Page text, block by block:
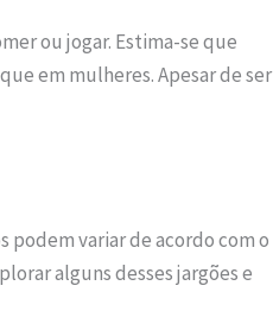
ou jogar. Estima-se que
em mulheres. Apesar de ser
podem variar de acordo com o
alguns desses jargões e